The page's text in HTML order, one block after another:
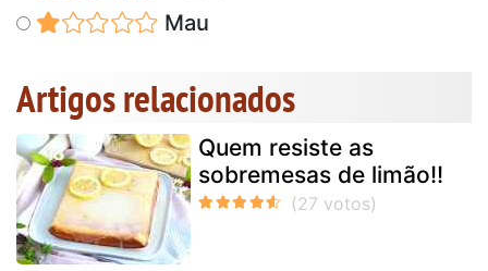
Mau
Artigos relacionados
Quem resiste as
sobremesas de limão!!